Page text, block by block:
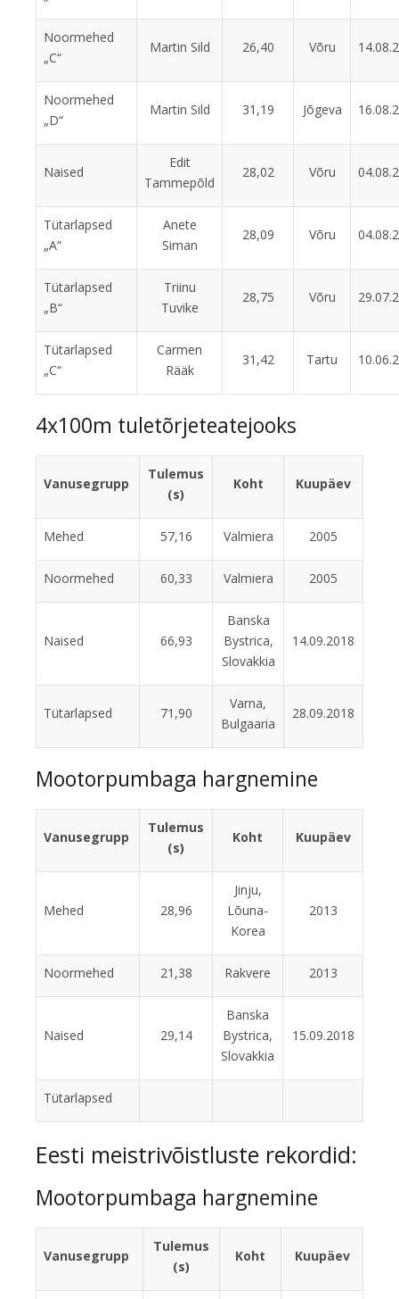
Noormehed
„C“
Martin Sild 26,40 Võru
Noormehed
„D“
Martin Sild 31,19 Jõgeva
Naised
Edit
Tammepõld
28,02 Võru
Tütarlapsed
„A“
Anete
Siman
28,09 Võru
Tütarlapsed
„B“
Triinu
Tuvike
28,75 Võru
Tütarlapsed
„C“
Carmen
Rääk
31,42 Tartu
4x100m tuletõrjeteatejooks
Vanusegrupp
Tulemus
(s)
Koht Kuupäev
Mehed 57,16 Valmiera 2005
Noormehed 60,33 Valmiera 2005
Naised 66,93
Banska
Bystrica,
Slovakkia
14.09.2018
Tütarlapsed 71,90
Varna,
Bulgaaria
28.09.2018
Mootorpumbaga hargnemine
Vanusegrupp
Tulemus
(s)
Koht Kuupäev
Mehed 28,96
Jinju,
Lõuna-
Korea
2013
Noormehed 21,38 Rakvere 2013
Naised 29,14
Banska
Bystrica,
Slovakkia
15.09.2018
Tütarlapsed
Eesti meistrivõistluste rekordid:
Mootorpumbaga hargnemine
Vanusegrupp
Tulemus
(s)
Koht Kuupäev